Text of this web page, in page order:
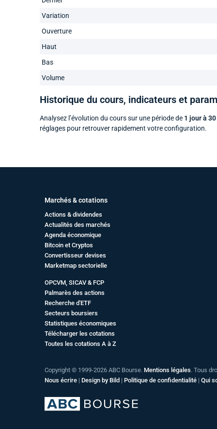
Variation
Ouverture
Haut
Bas
Volume
Historique du cours, indicateurs et
Analysez l’évolution du cours sur une période de 1 jour à
réglages pour retrouver rapidement votre configuration.
Marchés & cotations
Actions & dividendes
Actualités des marchés
Agenda économique
Bitcoin et Cryptos
Convertisseur devises
Marketmap sectorielle
OPCVM, SICAV & FCP
Palmarès des actions
Recherche d'ETF
Secteurs boursiers
Statistiques économiques
Télécharger les cotations
Toutes les cotations A à Z
Copyright © 1999-2026 ABC Bourse. Mentions légales. Tous
Nous écrire | Design by Bild | Politique de confidentialité | Qui